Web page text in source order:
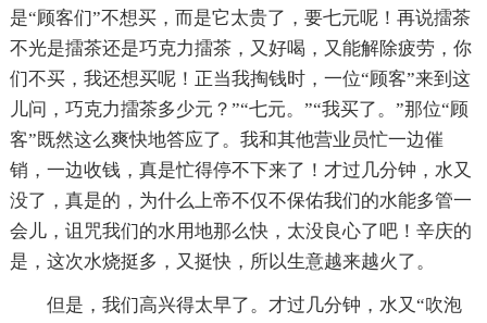
是“顾客们”不想买，而是它太贵了，要七元呢！再说擂茶
不光是擂茶还是巧克力擂茶，又好喝，又能解除疲劳，你
们不买，我还想买呢！正当我掏钱时，一位“顾客”来到这
儿问，巧克力擂茶多少元？”“七元。”“我买了。”那位“顾
客”既然这么爽快地答应了。我和其他营业员忙一边催
销，一边收钱，真是忙得停不下来了！才过几分钟，水又
没了，真是的，为什么上帝不仅不保佑我们的水能多管一
会儿，诅咒我们的水用地那么快，太没良心了吧！辛庆的
是，这次水烧挺多，又挺快，所以生意越来越火了。
但是，我们高兴得太早了。才过几分钟，水又“吹泡